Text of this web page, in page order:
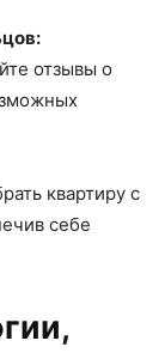
отзывы о
квартиру с
себе